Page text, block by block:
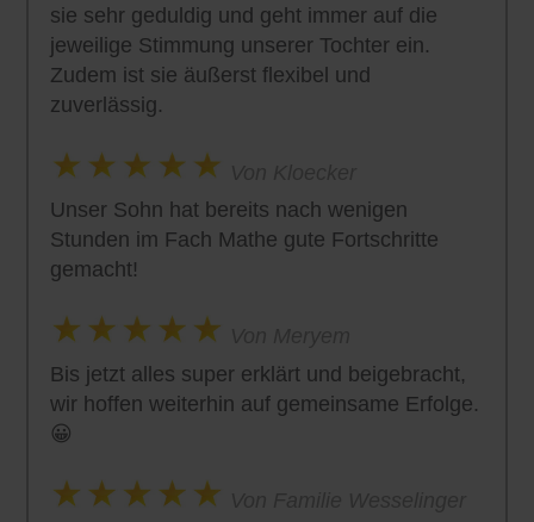
sie sehr geduldig und geht immer auf die
jeweilige Stimmung unserer Tochter ein.
Zudem ist sie äußerst flexibel und
zuverlässig.
Unser Sohn hat bereits nach wenigen
Stunden im Fach Mathe gute Fortschritte
gemacht!
Bis jetzt alles super erklärt und beigebracht,
wir hoffen weiterhin auf gemeinsame Erfolge.
😀